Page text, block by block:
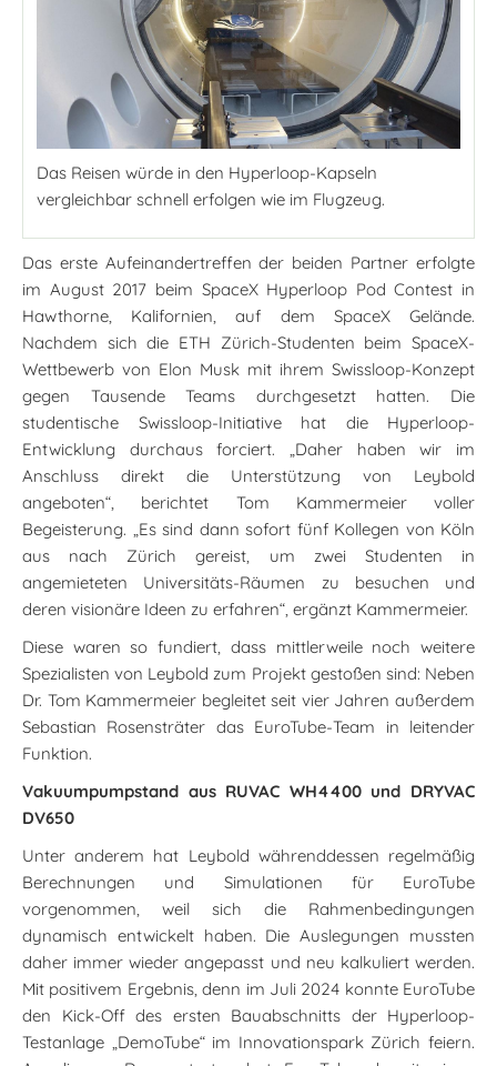
Das Reisen würde in den Hyperloop-Kapseln
vergleichbar schnell erfolgen wie im Flugzeug.
Das erste Aufeinandertreffen der beiden Partner erfolgte
im August 2017 beim SpaceX Hyperloop Pod Contest in
Hawthorne, Kalifornien, auf dem SpaceX Gelände.
Nachdem sich die ETH Zürich-Studenten beim SpaceX-
Wettbewerb von Elon Musk mit ihrem Swissloop-Konzept
gegen Tausende Teams durchgesetzt hatten. Die
studentische Swissloop-Initiative hat die Hyperloop-
Entwicklung durchaus forciert. „Daher haben wir im
Anschluss direkt die Unterstützung von Leybold
angeboten“, berichtet Tom Kammermeier voller
Begeisterung. „Es sind dann sofort fünf Kollegen von Köln
aus nach Zürich gereist, um zwei Studenten in
angemieteten Universitäts-Räumen zu besuchen und
deren visionäre Ideen zu erfahren“, ergänzt Kammermeier.
Diese waren so fundiert, dass mittlerweile noch weitere
Spezialisten von Leybold zum Projekt gestoßen sind: Neben
Dr. Tom Kammermeier begleitet seit vier Jahren außerdem
Sebastian Rosensträter das EuroTube-Team in leitender
Funktion.
Vakuumpumpstand aus RUVAC WH4400 und DRYVAC
DV650
Unter anderem hat Leybold währenddessen regelmäßig
Berechnungen und Simulationen für EuroTube
vorgenommen, weil sich die Rahmenbedingungen
dynamisch entwickelt haben. Die Auslegungen mussten
daher immer wieder angepasst und neu kalkuliert werden.
Mit positivem Ergebnis, denn im Juli 2024 konnte EuroTube
den Kick-Off des ersten Bauabschnitts der Hyperloop-
Testanlage „DemoTube“ im Innovationspark Zürich feiern.